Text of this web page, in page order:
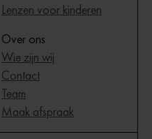
Lenzen voor kinderen
Over ons
Wie zijn wij
Contact
Team
Maak afspraak